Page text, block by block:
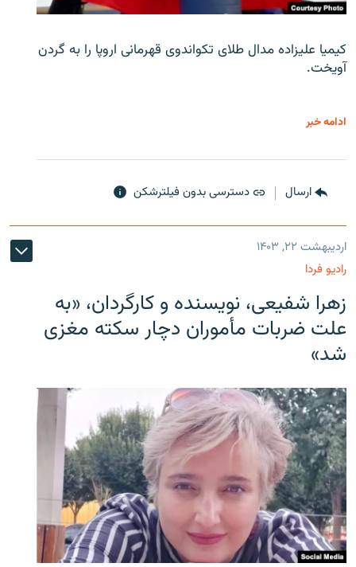
کیمیا علیزاده مدال طلای تکواندوی قهرمانی اروپا را به گردن
آویخت.
ادامه خبر
ارسال دسترسی بدون فیلترشکن
اردیبهشت ۲۲, ۱۴۰۳
رادیو فردا
زهرا شفیعی، نویسنده و کارگردان، «به
علت ضربات مأموران دچار سکته مغزی
شد»